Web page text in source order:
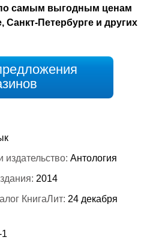
по самым выгодным ценам
Санкт-Петербурге и других
издательство:Антология
2014
КнигаЛит: 24 декабря